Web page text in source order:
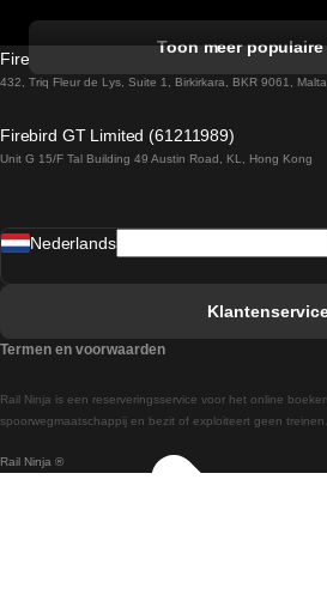
Treinen van Sevilla naar
Treinen van Praag naar
Treinen van Wenen naar
Treinen van Wenen naar
Toon meer
Firebird GT Limited (OC 1451)
432, Triq Fleur de Lys, Suite 1, Birkirkara, BKR 9061, Malta
Firebird GT Limited (61211989)
Unit G 15/F Tal Building 49 Austin Road, KL, Hong Kong
Rail Ninja ®
Rail Ninja is een reserveringsservice voor het online
spoorwegmaatschappij en bezit of exploiteert geen treinen.
Nederlands
Termen en voorwaarden